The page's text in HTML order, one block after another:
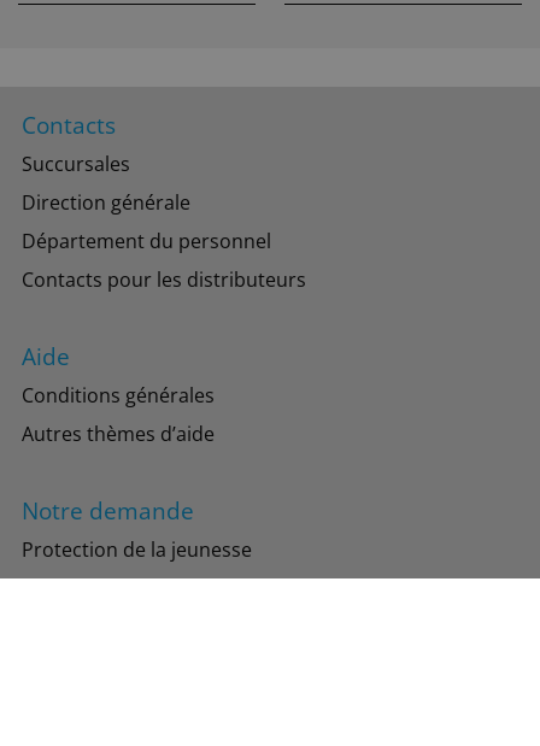
Contacts
Succursales
Direction générale
Département du personnel
Contacts pour les distributeurs
Aide
Conditions générales
Autres thèmes d’aide
Notre demande
Protection de la jeunesse